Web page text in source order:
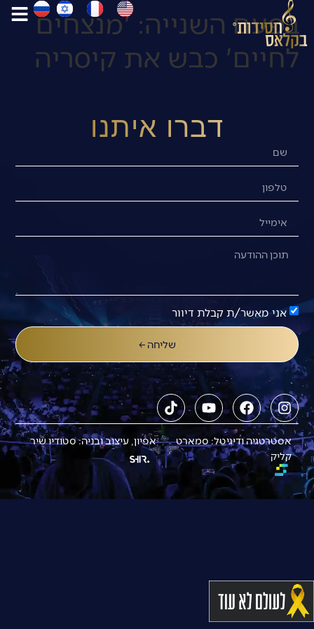
בפעם השנייה: 'מנצחים
לחיים' כבש את קיסריה
דברו איתנו
אני מאשר/ת קבלת דיוור
שליחה ←
אסטרטגיה ודיגיטל: סמארט
קליק
אפיון, עיצוב ובניה: סטודיו שיר